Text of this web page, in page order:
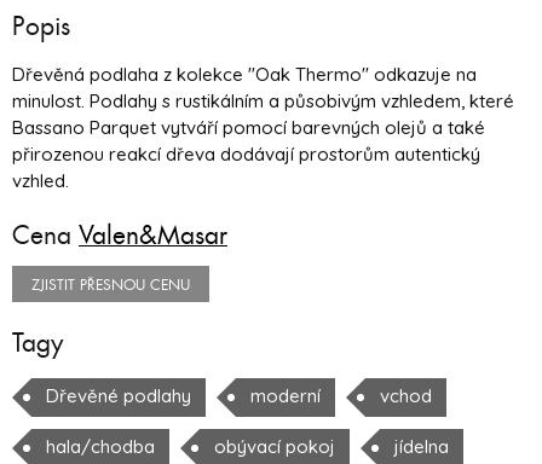
Popis
Dřevěná podlaha z kolekce "Oak Thermo" odkazuje na
minulost. Podlahy s rustikálním a působivým vzhledem, které
Bassano Parquet vytváří pomocí barevných olejů a také
přirozenou reakcí dřeva dodávají prostorům autentický
vzhled.
Cena Valen&Masar
ZJISTIT PŘESNOU CENU
Tagy
Dřevěné podlahy moderní vchod
hala/chodba obývací pokoj jídelna